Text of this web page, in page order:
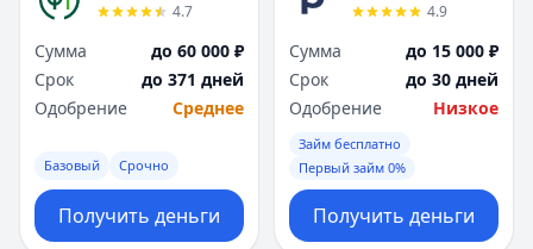
4.7
Сумма
до 60 000 ₽
Срок
до 371 дней
Одобрение
Среднее
Базовый Срочно
Получить деньги
4.9
Сумма
до 15 000 ₽
Срок
до 30 дней
Одобрение
Низкое
Займ бесплатно
Первый займ 0%
Получить деньги